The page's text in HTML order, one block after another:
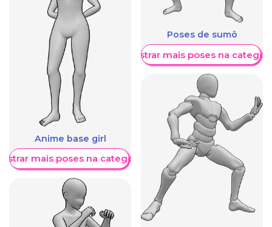
Anime base girl
mais poses na categoria
Poses de sumô
Mostrar mais poses na